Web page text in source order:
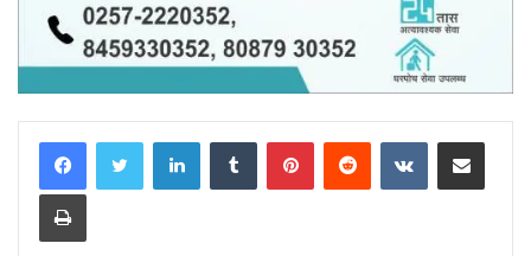
LinkedInTumblr PinterestReddit VKontakteShare via Email
Print